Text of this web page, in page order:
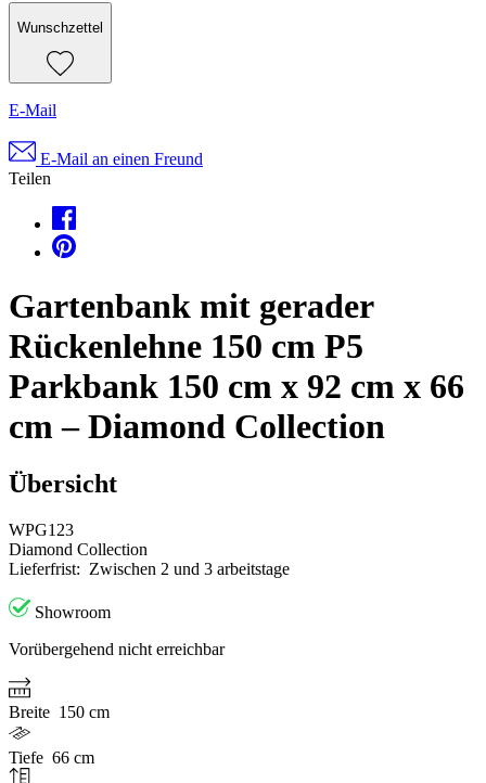
Wunschzettel
E-Mail
E-Mail an einen Freund
Teilen
Gartenbank mit gerader
Rückenlehne 150 cm P5
Parkbank 150 cm x 92 cm x 66
cm – Diamond Collection
Übersicht
WPG123
Diamond Collection
Lieferfrist: Zwischen 2 und 3 arbeitstage
Showroom
Vorübergehend nicht erreichbar
Breite 150 cm
Tiefe 66 cm